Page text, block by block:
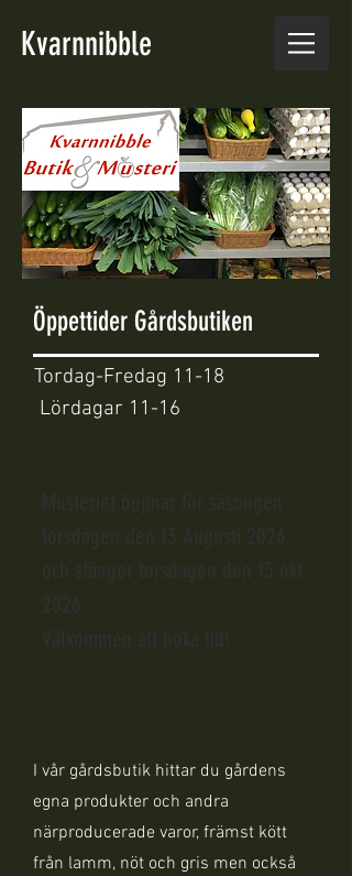
Kvarnnibble
Öppettider Gårdsbutiken
Tordag-Fredag 11-18
Lördagar 11-16
I vår gårdsbutik hittar du gårdens
egna produkter och andra
närproducerade varor, främst kött
från lamm, nöt och gris men också